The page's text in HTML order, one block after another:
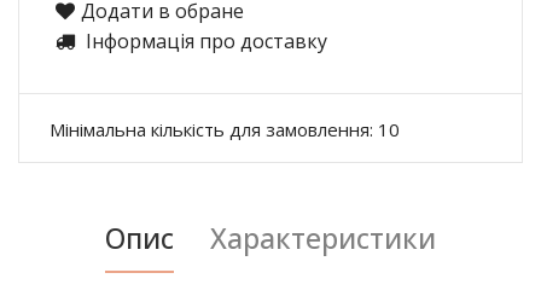
Додати в обране
Інформація про доставку
Мінімальна кількість для замовлення: 10
Опис
Характеристики